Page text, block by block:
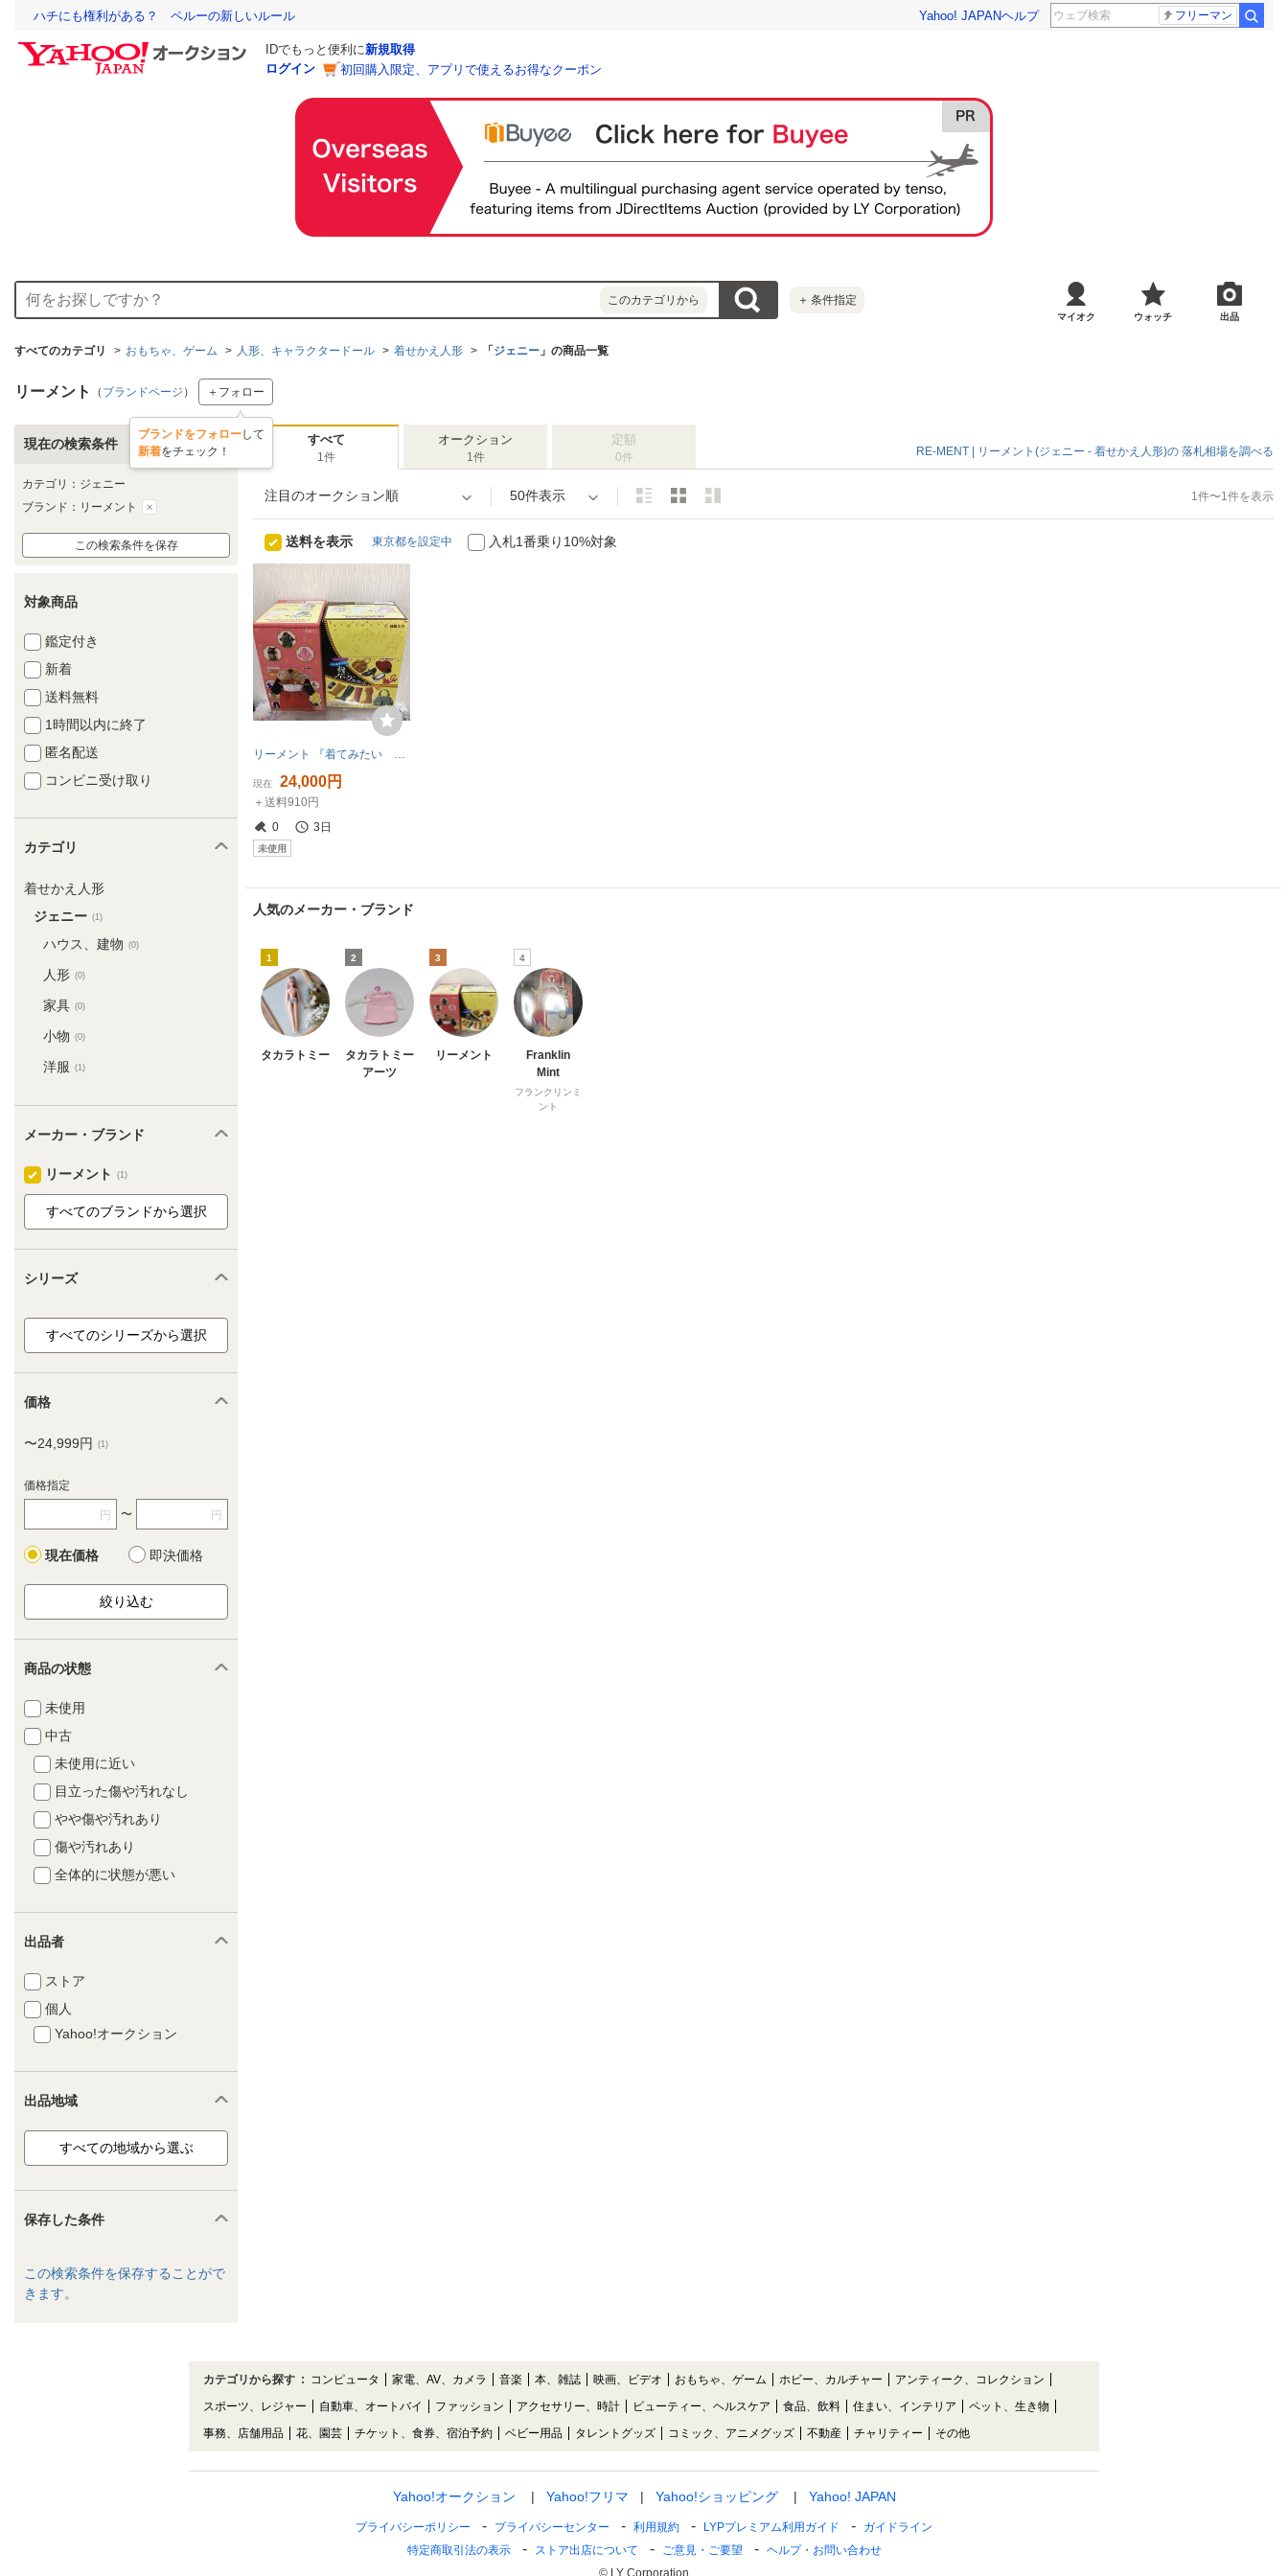
ハチにも権利がある？ ペルーの新しいルール Yahoo! JAPANヘルプ フリーマン
IDでもっと便利に新規取得
ログイン
初回購入限定、アプリで使えるお得なクーポン
このカテゴリから ＋ 条件指定
マイオク ウォッチ 出品
すべてのカテゴリ おもちゃ、ゲーム 人形、キャラクタードール 着せかえ人形 「 ジェニー 」の商品一覧
リーメント （ ブランドページ ） ＋フォロー
ブランドをフォローして
新着をチェック！
現在の検索条件
カテゴリ：ジェニー
ブランド：リーメント
この検索条件を保存
対象商品
鑑定付き
新着
送料無料
1時間以内に終了
匿名配送
コンビニ受け取り
カテゴリ
着せかえ人形
ジェニー (1)
ハウス、建物 (0)
人形 (0)
家具 (0)
小物 (0)
洋服 (1)
メーカー・ブランド
リーメント (1)
シリーズ
価格
〜24,999円 (1)
価格指定
円 〜 円
現在価格 即決価格
商品の状態
未使用
中古
未使用に近い
目立った傷や汚れなし
やや傷や汚れあり
傷や汚れあり
全体的に状態が悪い
出品者
ストア
個人
Yahoo!オークション
出品地域
保存した条件
この検索条件を保存することがで
きます。
すべて
1件
オークション
1件
定額
0件 RE-MENT | リーメント(ジェニー - 着せかえ人形)の 落札相場を調べる
注目のオークション順 50件表示 1件〜1件を表示
送料を表示 東京都を設定中 入札1番乗り10%対象
リーメント 『着てみたい ドーリーファッション』『ドールサイズ 靴バッグコレクション』未開封品
現在 24,000円
＋送料910円
0
3日
未使用
人気のメーカー・ブランド
1
タカラトミー
2
タカラトミー
アーツ
3
リーメント
4
Franklin
Mint
フランクリンミ
ント
カテゴリから探す : コンピュータ 家電、AV、カメラ 音楽 本、雑誌 映画、ビデオ おもちゃ、ゲーム ホビー、カルチャー
アンティーク、コレクション
スポーツ、レジャー
自動車、オートバイ ファッション アクセサリー、時計 ビューティー、ヘルスケア 食品、飲料 住まい、インテリア
ペット、生き物
事務、店舗用品
花、園芸 チケット、食券、宿泊予約 ベビー用品 タレントグッズ コミック、アニメグッズ 不動産 チャリティー その他
Yahoo!オークション Yahoo!フリマ Yahoo!ショッピング Yahoo! JAPAN
プライバシーポリシー プライバシーセンター 利用規約 LYPプレミアム利用ガイド
ガイドライン
特定商取引法の表示
ストア出店について ご意見・ご要望
ヘルプ・お問い合わせ
© LY Corporation